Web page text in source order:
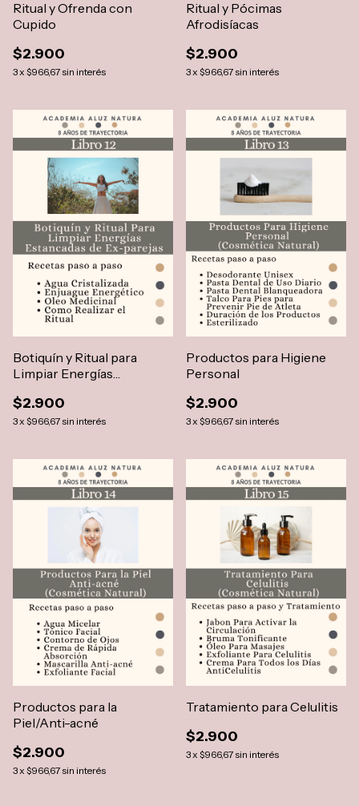
Ritual y Ofrenda con
Cupido
$2.900
3 x $966,67sin interés
Ritual y Pócimas
Afrodisíacas
$2.900
3 x $966,67sin interés
Botiquín y Ritual para
Limpiar Energías
$2.900
3 x $966,67sin interés
Productos para Higiene
Personal
$2.900
3 x $966,67sin interés
Productos para la
Piel/Anti-acné
$2.900
3 x $966,67sin interés
Tratamiento para Celulitis
$2.900
3 x $966,67sin interés